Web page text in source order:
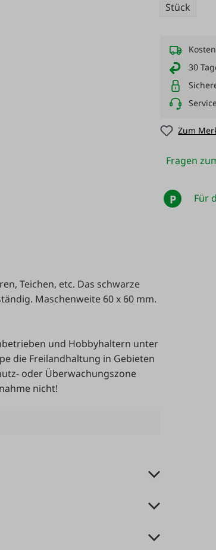
Stück
30
Zum
Fragen
P Für
Teichen, etc. Das schwarze
Maschenweite 60 x 60 mm.
und Hobbyhaltern unter
die Freilandhaltung in Gebieten
oder Überwachungszone
nicht!